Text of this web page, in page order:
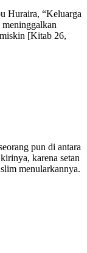
Huraira, “Keluarga
[Kitab 26,
pun di antara
karena setan
menularkannya.